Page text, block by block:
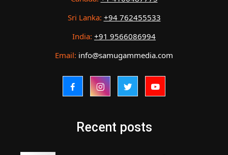
Sri Lanka: +94 762455533
India: +91 9566086994
Email: info@samugammedia.com
Recent posts